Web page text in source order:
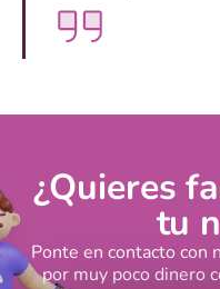
¿Quieres
tu
Ponte en contacto con
por muy poco dinero